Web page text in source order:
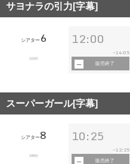
サヨナラの引力[字幕]
シアター 6
115分
12:00
~14:05
販売終了
スーパーガール[字幕]
シアター8
109分
10:25
~ 12:25
販売終了